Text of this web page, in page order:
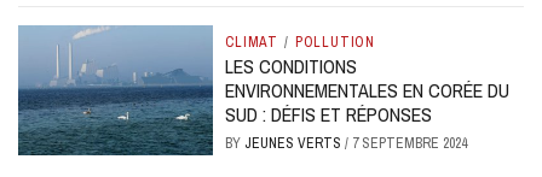
CLIMAT / POLLUTION
LES CONDITIONS
ENVIRONNEMENTALES EN CORÉE DU
SUD : DÉFIS ET RÉPONSES
BY JEUNES VERTS/ 7 SEPTEMBRE 2024